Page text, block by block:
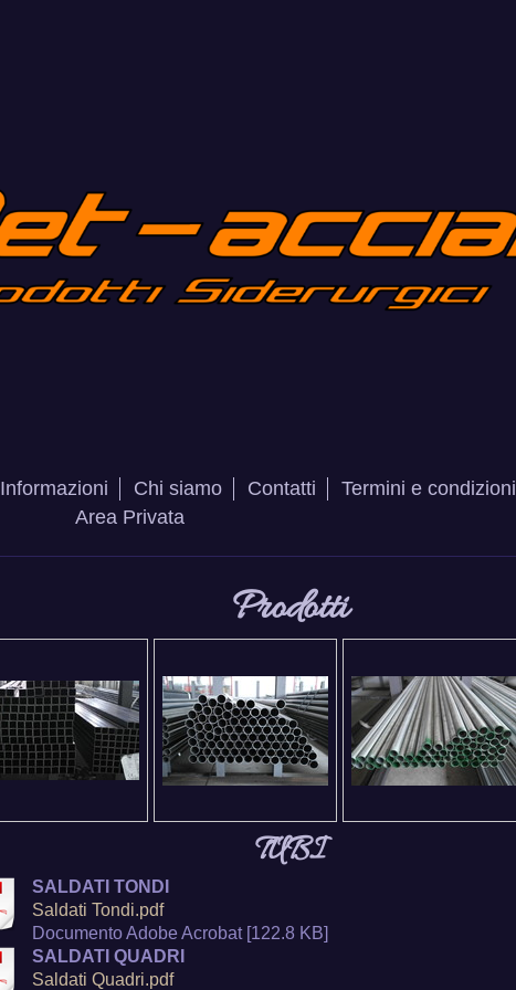
Informazioni Chi siamo Contatti
Termini e condizioni
Area Privata
Prodotti
TUBI
SALDATI TONDI
Saldati Tondi.pdf
Documento Adobe Acrobat [122.8 KB]
SALDATI QUADRI
Saldati Quadri.pdf